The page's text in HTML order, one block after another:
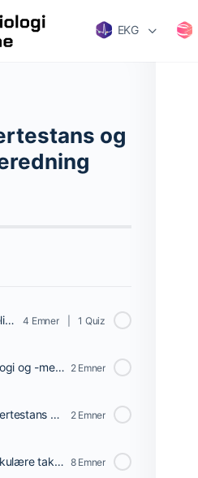
EKG
og
Introduksjon til plutselig hjertestans og gjenoppliving 4 Emner 1 Quiz
Gjenopplivningsfysiologi og -mekanismer 2 Emner
Årsaker til plutselig hjertestans og død 2 Emner
EKG-atlas over ventrikulære takyarytmier ved hjertestans 8 Emner